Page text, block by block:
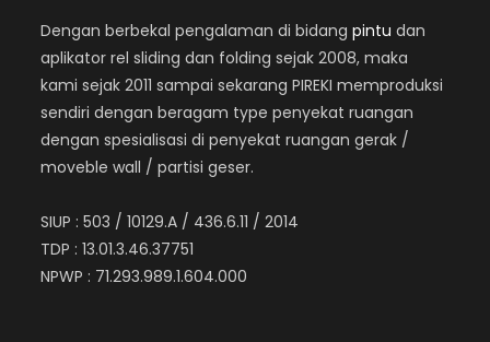
Dengan berbekal pengalaman di bidangpintu dan
aplikator rel sliding dan folding sejak 2008, maka
kami sejak 2011 sampai sekarang PIREKI memproduksi
sendiri dengan beragam type penyekat ruangan
dengan spesialisasi di penyekat ruangan gerak /
moveble wall / partisi geser.
SIUP : 503 / 10129.A / 436.6.11 / 2014
TDP : 13.01.3.46.37751
NPWP : 71.293.989.1.604.000